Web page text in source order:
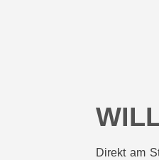
Direkt am